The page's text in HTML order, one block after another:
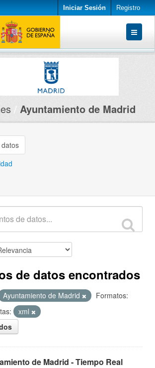
Iniciar Sesión Registro
Ayuntamiento de Madrid
de datos encontrados
Ayuntamiento de Madrid
Formatos:
xml
de Madrid - Tiempo Real